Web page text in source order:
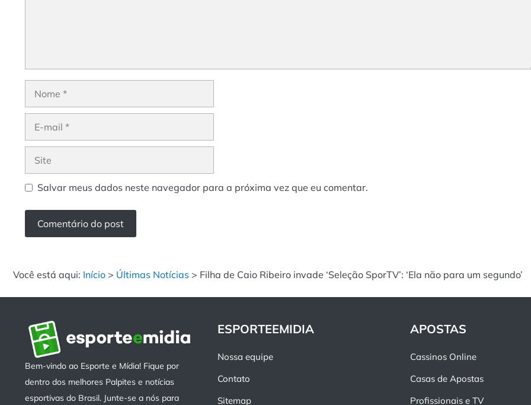
Salvar meus dados neste navegador para a próxima vez que eu comentar.
Você está aqui: Início > Últimas Notícias > Filha de Caio Ribeiro invade ‘Seleção SporTV’: ‘Ela não para um segundo’
Bem-vindo ao Esporte e Mídia! Fique por
dentro dos melhores Palpites e notícias
esportivas do Brasil. Junte-se a nós para
ESPORTEEMIDIA
Nossa equipe
Contato
Sitemap
APOSTAS
Cassinos Online
Casas de Apostas
Profissionais e TV